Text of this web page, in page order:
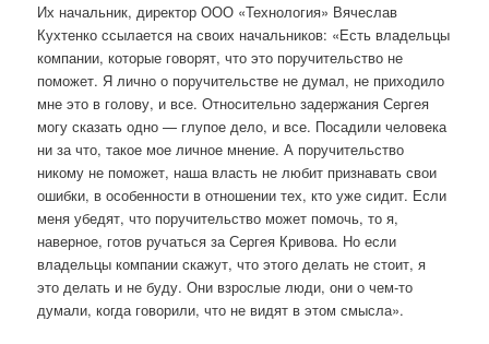
Их начальник, директор ООО «Технология» Вячеслав
Кухтенко ссылается на своих начальников: «Есть владельцы
компании, которые говорят, что это поручительство не
поможет. Я лично о поручительстве не думал, не приходило
мне это в голову, и все. Относительно задержания Сергея
могу сказать одно — глупое дело, и все. Посадили человека
ни за что, такое мое личное мнение. А поручительство
никому не поможет, наша власть не любит признавать свои
ошибки, в особенности в отношении тех, кто уже сидит. Если
меня убедят, что поручительство может помочь, то я,
наверное, готов ручаться за Сергея Кривова. Но если
владельцы компании скажут, что этого делать не стоит, я
это делать и не буду. Они взрослые люди, они о чем-то
думали, когда говорили, что не видят в этом смысла».